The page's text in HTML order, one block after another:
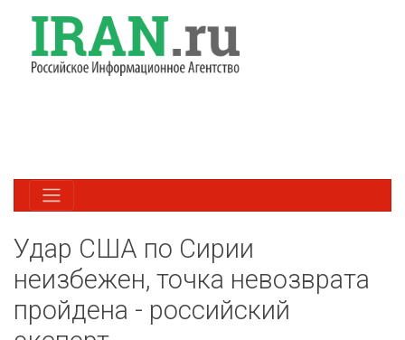
Удар США по Сирии
неизбежен, точка невозврата
пройдена - российский